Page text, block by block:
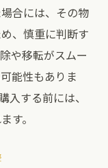
合には、その物
、慎重に判断す
や移転がスムー
能性もありま
入する前には、
す。